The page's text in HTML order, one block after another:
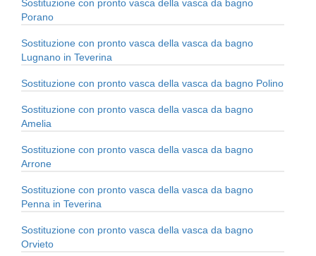
Sostituzione con pronto vasca della vasca da bagno
Porano
Sostituzione con pronto vasca della vasca da bagno
Lugnano in Teverina
Sostituzione con pronto vasca della vasca da bagno Polino
Sostituzione con pronto vasca della vasca da bagno
Amelia
Sostituzione con pronto vasca della vasca da bagno
Arrone
Sostituzione con pronto vasca della vasca da bagno
Penna in Teverina
Sostituzione con pronto vasca della vasca da bagno
Orvieto